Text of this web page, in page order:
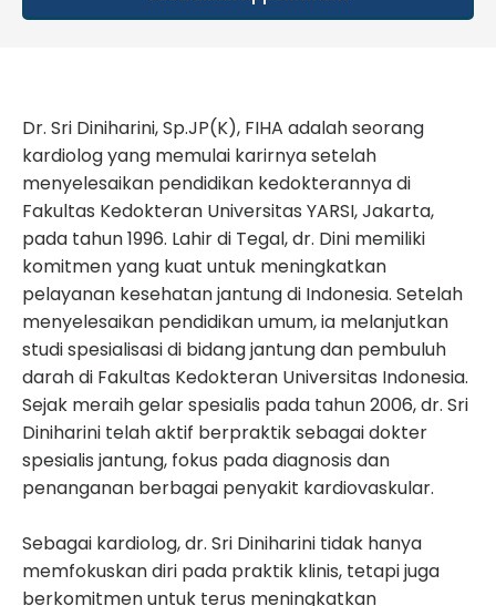
Dr. Sri Diniharini, Sp.JP(K), FIHA adalah seorang
kardiolog yang memulai karirnya setelah
menyelesaikan pendidikan kedokterannya di
Fakultas Kedokteran Universitas YARSI, Jakarta,
pada tahun 1996. Lahir di Tegal, dr. Dini memiliki
komitmen yang kuat untuk meningkatkan
pelayanan kesehatan jantung di Indonesia. Setelah
menyelesaikan pendidikan umum, ia melanjutkan
studi spesialisasi di bidang jantung dan pembuluh
darah di Fakultas Kedokteran Universitas Indonesia.
Sejak meraih gelar spesialis pada tahun 2006, dr. Sri
Diniharini telah aktif berpraktik sebagai dokter
spesialis jantung, fokus pada diagnosis dan
penanganan berbagai penyakit kardiovaskular.
Sebagai kardiolog, dr. Sri Diniharini tidak hanya
memfokuskan diri pada praktik klinis, tetapi juga
berkomitmen untuk terus meningkatkan